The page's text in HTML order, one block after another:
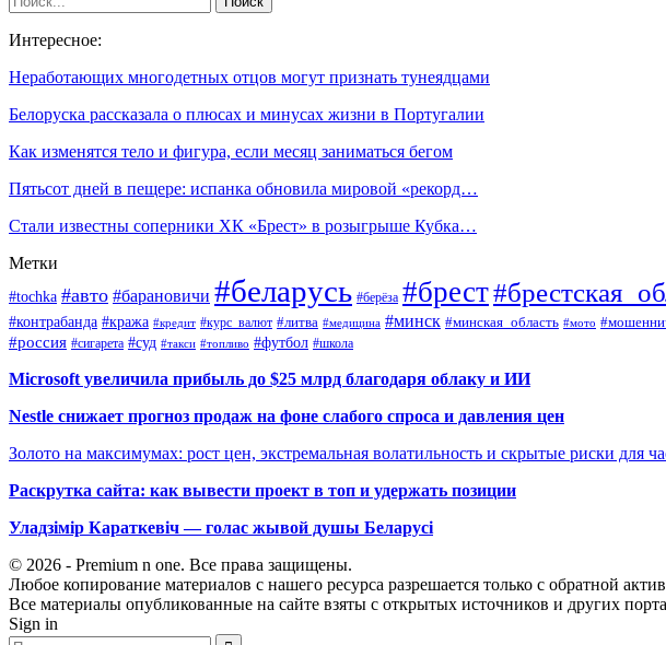
Интересное:
Неработающих многодетных отцов могут признать тунеядцами
Белоруска рассказала о плюсах и минусах жизни в Португалии
Как изменятся тело и фигура, если месяц заниматься бегом
Пятьсот дней в пещере: испанка обновила мировой «рекорд…
Стали известны соперники ХК «Брест» в розыгрыше Кубка…
Метки
#tochka #авто #барановичи #беларусь #берёза #брест
#контрабанда #кража #кредит #курс_валют #литва #медицина #минск #минская_область #мото
#россия #сигарета #суд #такси #топливо #футбол #школа
Microsoft увеличила прибыль до $25 млрд благодаря облаку и ИИ
Nestle снижает прогноз продаж на фоне слабого спроса и давления цен
Золото на максимумах: рост цен, экстремальная волатильность и скрытые риски для
Раскрутка сайта: как вывести проект в топ и удержать позиции
Уладзімір Караткевіч — голас жывой душы Беларусі
© 2026 - Premium n one. Все права защищены.
Любое копирование материалов с нашего ресурса разрешается только с обратной
Все материалы опубликованные на сайте взяты с открытых источников и других
Sign in